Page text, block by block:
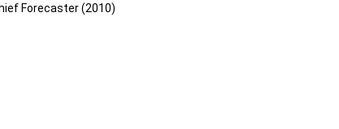
Forecaster (2010)